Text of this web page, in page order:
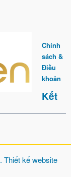
Chính
sách &
Điều
khoản
Kết
. Thiết kế website